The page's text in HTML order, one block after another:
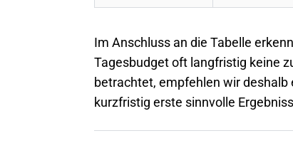
Im Anschluss an die Tabelle
Tagesbudget oft langfristig keine
betrachtet, empfehlen wir deshalb
kurzfristig erste sinnvolle